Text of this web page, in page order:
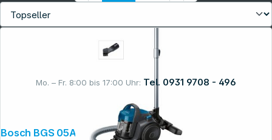
Mo. – Fr. 8:00 bis 17:00 Uhr: Tel. 0931 9708 - 496
Bosch BGS 05A220 Serie 2 beutellos
Rechtliches